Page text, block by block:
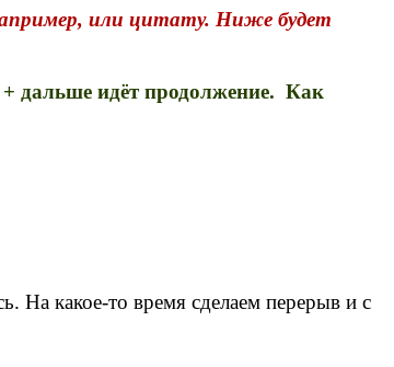
или цитату. Ниже будет
дальше идёт продолжение. Как
На какое-то время сделаем перерыв и с